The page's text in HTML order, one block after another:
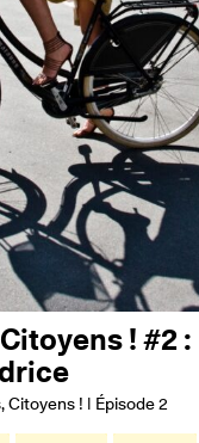
! #2 :
Citoyens ! | Épisode 2